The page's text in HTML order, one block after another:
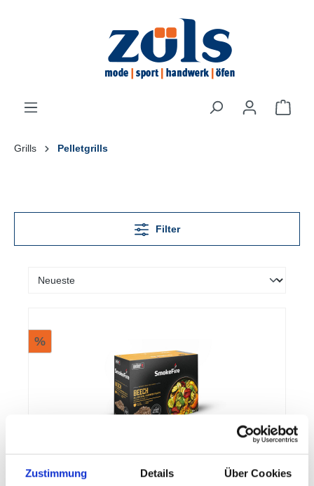
Zustimmung Details Über Cookies
Grills Pelletgrills
Filter
%
Weber 100 % natürliche Holzpellets